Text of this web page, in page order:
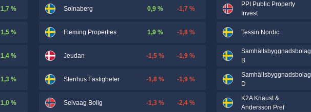
1,7 %
1,5 %
1,4 %
1,3 %
1,0 %
Solnaberg 0,9 % -1,7 %
Fleming Properties 1,9 % -1,8 %
Jeudan -1,5 % -1,9 %
Stenhus Fastigheter -1,8 % -1,9 %
Selvaag Bolig -1,3 % -2,4 %
PPI Public Property
Invest
Tessin Nordic
Samhällsbyggnadsbolag
B
Samhällsbyggnadsbolag
D
K2A Knaust &
Andersson Pref